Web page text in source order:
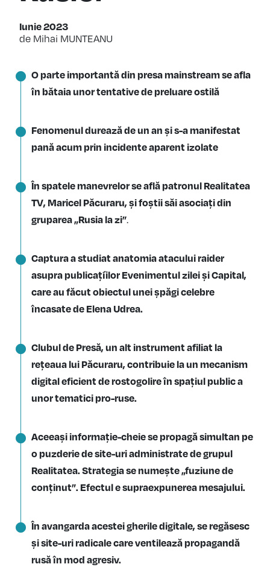
Iunie 2023
de Mihai MUNTEANU
O parte importantă din presa mainstream se afla
în bătaia unor tentative de preluare ostilă
Fenomenul durează de un an și s-a manifestat
pană acum prin incidente aparent izolate
În spatele manevrelor se află patronul Realitatea
TV, Maricel Păcuraru, și foștii săi asociați din
gruparea „Rusia la zi”.
Captura a studiat anatomia atacului raider
asupra publicațíilor Evenimentul zilei și Capital,
care au făcut obiectul unei șpăgi celebre
încasate de Elena Udrea.
Clubul de Presă, un alt instrument afiliat la
rețeaua lui Păcuraru, contribuie la un mecanism
digital eficient de rostogolire în spațiul public a
unor tematici pro-ruse.
Aceeași informație-cheie se propagă simultan pe
o puzderie de site-uri administrate de grupul
Realitatea. Strategia se numește „fuziune de
conținut”. Efectul e supraexpunerea mesajului.
În avangarda acestei gherile digitale, se regăsesc
și site-uri radicale care ventilează propagandă
rusă în mod agresiv.